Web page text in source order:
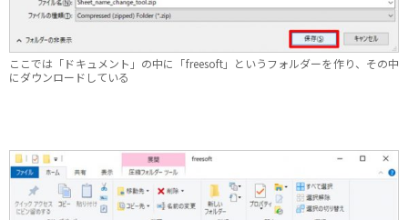
ここでは「ドキュメント」の中に「freesoft」というフォルダーを作り、その中
にダウンロードしている